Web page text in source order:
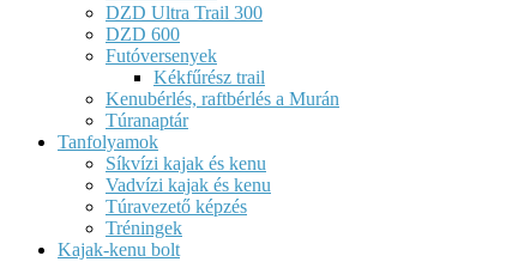
DZD Ultra Trail 300
DZD 600
Futóversenyek
Kékfűrész trail
Kenubérlés, raftbérlés a Murán
Túranaptár
Tanfolyamok
Síkvízi kajak és kenu
Vadvízi kajak és kenu
Túravezető képzés
Tréningek
Kajak-kenu bolt